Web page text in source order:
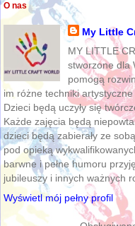
O nas
My Little
MY LITTLE
stworzone dla
pomogą
im różne techniki
Dzieci będą uczyły się
Każde zajęcia będą
dzieci będą zabierały ze
pod opieką
barwne i pełne humoru
jubileuszy i innych ważnych
Wyświetl mój pełny profil